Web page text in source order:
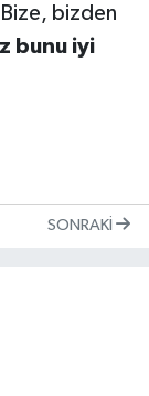
Bize, bizden
bunu iyi
SONRAKI